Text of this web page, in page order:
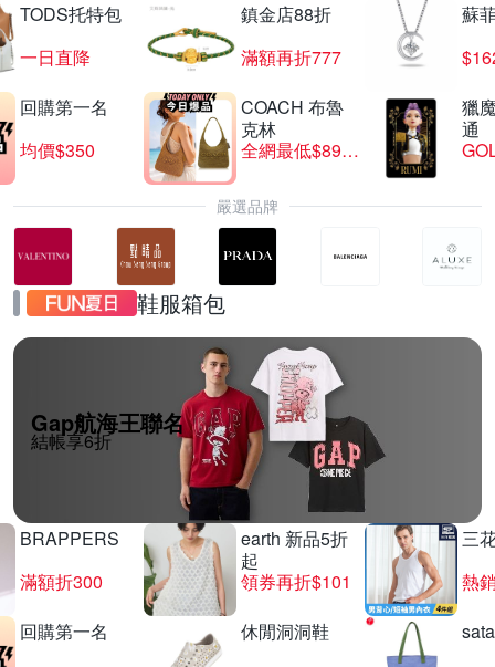
TODS托特包
一日直降
鎮金店88折
滿額再折777
蘇
回購第一名
均價$350
COACH 布魯
克林
全網最低$8999
獵
通
嚴選品牌
鞋服箱包
Gap航海王聯名
結帳享6折
BRAPPERS
滿額折300
earth 新品5折
起
領券再折$101
三
熱
回購第一名
休閒洞洞鞋